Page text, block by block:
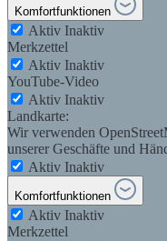
Komfortfunktionen
Aktiv Inaktiv
Merkzettel
Aktiv Inaktiv
YouTube-Video
Aktiv Inaktiv
Landkarte:
Wir verwenden
unserer Geschäfte und
Aktiv Inaktiv
Komfortfunktionen
Aktiv Inaktiv
Merkzettel